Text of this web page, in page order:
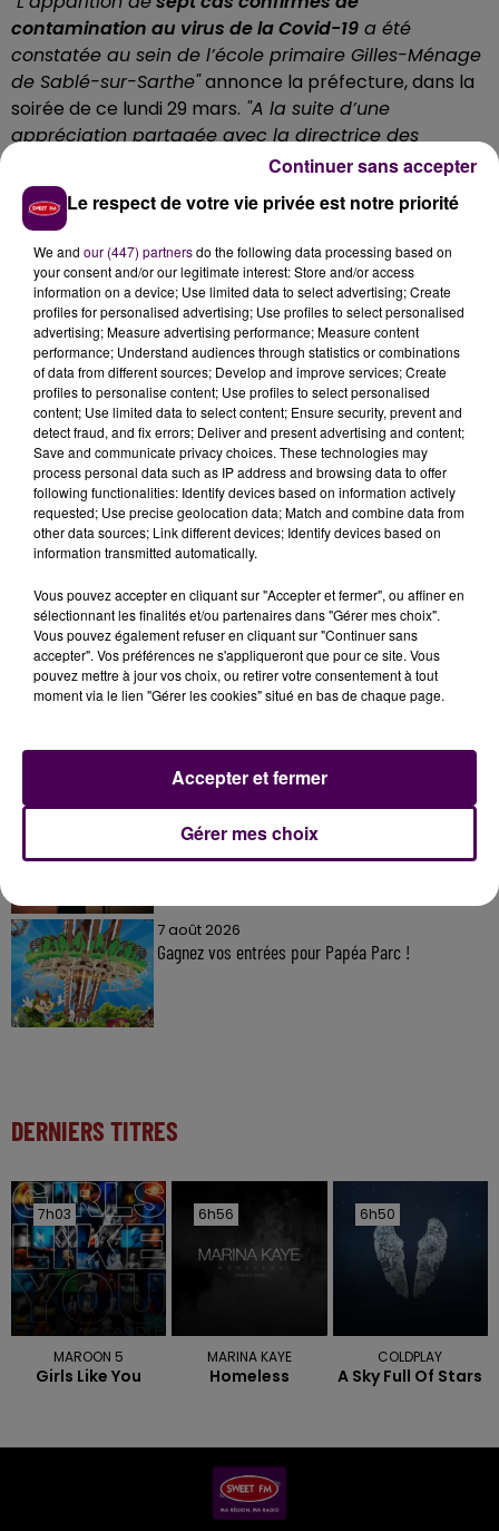
contamination au virus de la Covid-19 a été
constatée au sein de l’école primaire Gilles-Ménage
de Sablé-sur-Sarthe"annonce la préfecture, dans la
soirée de ce lundi 29 mars. "A la suite d’une
appréciation partagée avec la directrice des
services de l’Education nationale et l’Agence
régionale de Santé des Pays-de-la-Loire, il apparaît
que l’établissement n’est pas en mesure de
poursuivre l’accueil des élèves"
poursuit-on, avant de
confirmerune fermeture qui prendra effet dès ce
mardi 30 mars et qui se poursuivra jusqu’au lundi 5
avrilinclus. Outre l’école, les services d’hébergement,
d’accueil et d’activités périscolaires qui y sont
associés sont aussi concernés.
À LA UNE
7 août 2026
Inscrivez-vous au casting The Voice & The Voice
Kids !
7 août 2026
Gagnez vos entrées pour Papéa Parc !
DERNIERS TITRES
7h03
7h03
MAROON 5
Girls Like You
6h56
6h56
MARINA KAYE
Homeless
6h50
6h50
COLDPLAY
A Sky Full Of Stars
Le respect de votre vie privée est notre priorité
We and our (447) partnersdo the following data processing based on
your consent and/or our legitimate interest: Store and/or access
information on a device; Use limited data to select advertising; Create
profiles for personalised advertising; Use profiles to select personalised
advertising; Measure advertising performance; Measure content
performance; Understand audiences through statistics or combinations
of data from different sources; Develop and improve services; Create
profiles to personalise content; Use profiles to select personalised
content; Use limited data to select content; Ensure security, prevent and
detect fraud, and fix errors; Deliver and present advertising and content;
Save and communicate privacy choices. These technologies may
process personal data such as IP address and browsing data to offer
following functionalities: Identify devices based on information actively
requested; Use precise geolocation data; Match and combine data from
other data sources; Link different devices; Identify devices based on
information transmitted automatically.
Vous pouvez accepter en cliquant sur "Accepter et fermer", ou affiner en
sélectionnant les finalités et/ou partenaires dans "Gérer mes choix".
Vous pouvez également refuser en cliquant sur "Continuer sans
accepter". Vos préférences ne s'appliqueront que pour ce site. Vous
pouvez mettre à jour vos choix, ou retirer votre consentement à tout
moment via le lien "Gérer les cookies" situé en bas de chaque page.
Gérer mes choix
Accepter et fermer
Continuer sans accepter